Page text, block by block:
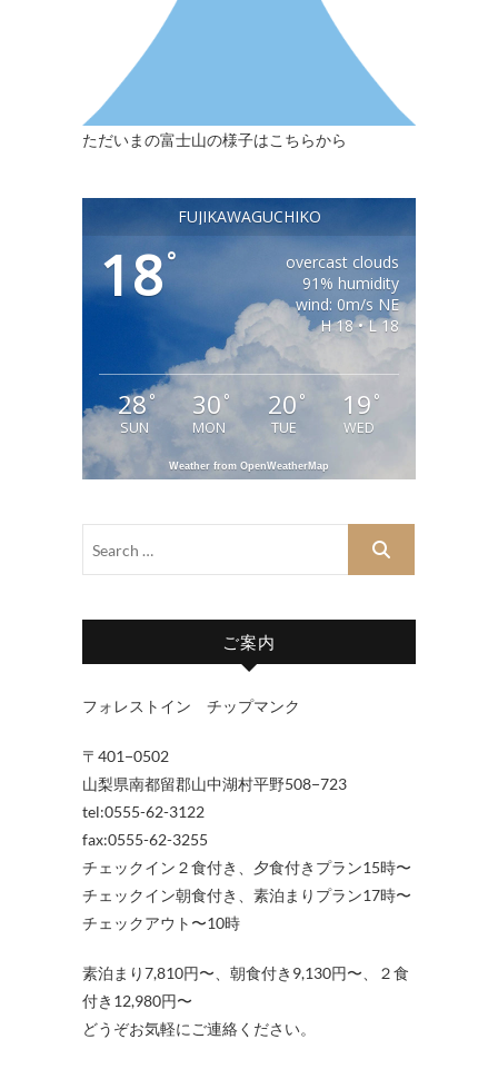
ただいまの富士山の様子はこちらから
FUJIKAWAGUCHIKO
18°
overcast clouds
91% humidity
wind: 0m/s NE
H 18 • L 18
28 °
SUN
30 °
MON
20°
TUE
19 °
WED
Weather from OpenWeatherMap
ご案内
フォレストイン チップマンク
〒401−0502
山梨県南都留郡山中湖村平野508−723
tel:0555-62-3122
fax:0555-62-3255
チェックイン２食付き、夕食付きプラン15時〜
チェックイン朝食付き、素泊まりプラン17時〜
チェックアウト〜10時
素泊まり7,810円〜、朝食付き9,130円〜、２食
付き12,980円〜
どうぞお気軽にご連絡ください。